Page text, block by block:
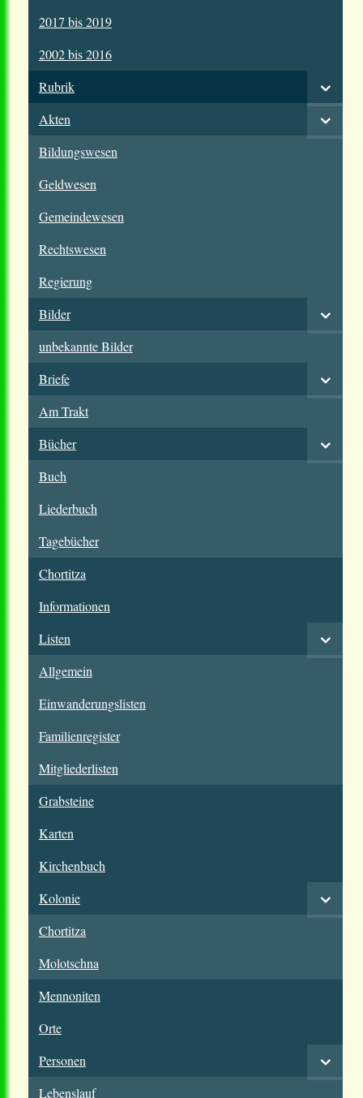
2017 bis 2019
2002 bis 2016
Rubrik
Akten
Bildungswesen
Geldwesen
Gemeindewesen
Rechtswesen
Regierung
Bilder
unbekannte Bilder
Briefe
Am Trakt
Bücher
Buch
Liederbuch
Tagebücher
Chortitza
Informationen
Listen
Allgemein
Einwanderungslisten
Familienregister
Mitgliederlisten
Grabsteine
Karten
Kirchenbuch
Kolonie
Chortitza
Molotschna
Mennoniten
Orte
Personen
Lebenslauf